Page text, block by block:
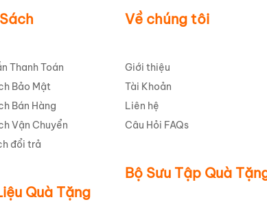
Thanh Toán
Bảo Mật
Bán Hàng
Vận Chuyển
đổi trả
Quà Tặng
Về chúng tôi
Giới thiệu
Tài Khoản
Liên hệ
Câu Hỏi FAQs
Bộ Sưu Tập Quà